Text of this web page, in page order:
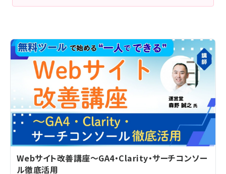
Webサイト改善講座～GA4・Clarity・サーチコンソー
ル徹底活用